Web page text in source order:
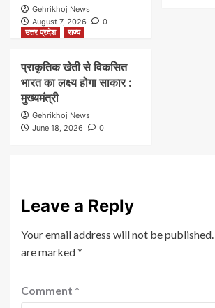
Gehrikhoj News
August 7, 2026
0
उत्तर प्रदेश राज्य
प्राकृतिक खेती से विकसित
भारत का लक्ष्य होगा साकार :
मुख्यमंत्री
Gehrikhoj News
June 18, 2026
0
Leave a Reply
Your email address will not be published.
are marked*
Comment *